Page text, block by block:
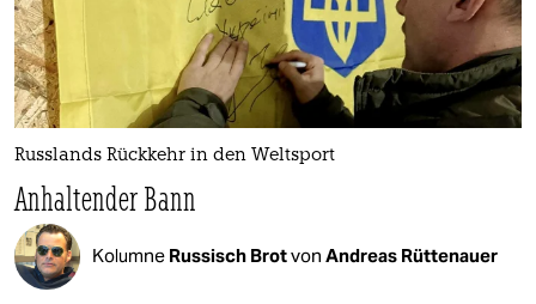
Russlands Rückkehr in den Weltsport
Anhaltender Bann
Kolumne Russisch Brotvon Andreas Rüttenauer